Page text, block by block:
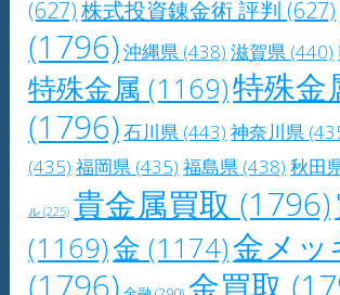
(627)株式投資錬金術 評判 (627)
(1796)沖縄県 (438) 滋賀県 (440)
特殊金属 (1169)特殊金
(1796)石川県 (443) 神奈川県
(435) 福岡県 (435) 福島県 (438) 秋田
ル (225) 貴金属買取 (1796)
(1169)金 (1174)金メッ
(1796)
金買取